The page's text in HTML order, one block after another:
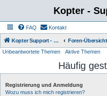
Kopter -
FAQ Kontakt
Kopter Support - von Anwendern für Anwender. Foren-Übersicht
Unbeantwortete Themen Aktive Themen
Häufig
Registrierung und Anmeldung
Wozu muss ich mich registrieren?